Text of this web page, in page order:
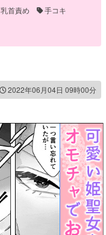
乳首責め
手コキ
2022年06月04日 09時00分